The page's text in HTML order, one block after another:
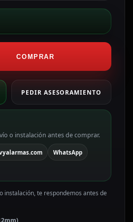
COMPRAR
PEDIR ASESORAMIENTO
o instalación antes de comprar.
WhatsApp
instalación, te respondemos antes de